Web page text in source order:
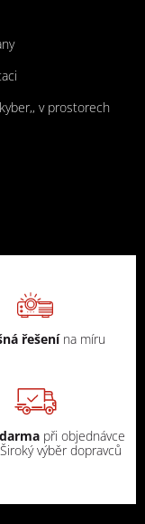
v prostorech
řešení na míru
při objednávce
výběr dopravců